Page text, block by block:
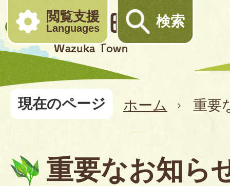
閲覧支援
Languages 検索
現在のページ ホーム 重要
重要なお知ら